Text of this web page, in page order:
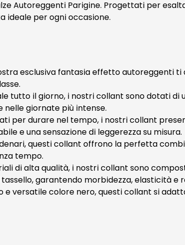
Autoreggenti Parigine. Progettati per
ideale per ogni occasione.
esclusiva fantasia effetto autoreggenti
tutto il giorno, i nostri collant sono dotati di
giornate più intense.
per durare nel tempo, i nostri collant
e una sensazione di leggerezza su misura.
questi collant offrono la perfetta
tempo.
di alta qualità, i nostri collant sono
garantendo morbidezza, elasticità e
e versatile colore nero, questi collant si